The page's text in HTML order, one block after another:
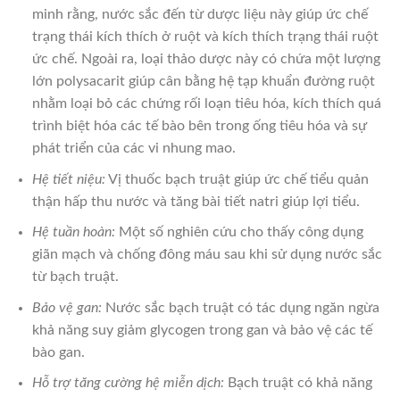
minh rằng, nước sắc đến từ dược liệu này giúp ức chế
trạng thái kích thích ở ruột và kích thích trạng thái ruột
ức chế. Ngoài ra, loại thảo dược này có chứa một lượng
lớn polysacarit giúp cân bằng hệ tạp khuẩn đường ruột
nhằm loại bỏ các chứng rối loạn tiêu hóa, kích thích quá
trình biệt hóa các tế bào bên trong ống tiêu hóa và sự
phát triển của các vi nhung mao.
Hệ tiết niệu: Vị thuốc bạch truật giúp ức chế tiểu quản
thận hấp thu nước và tăng bài tiết natri giúp lợi tiểu.
Hệ tuần hoàn: Một số nghiên cứu cho thấy công dụng
giãn mạch và chống đông máu sau khi sử dụng nước sắc
từ bạch truật.
Bảo vệ gan: Nước sắc bạch truật có tác dụng ngăn ngừa
khả năng suy giảm glycogen trong gan và bảo vệ các tế
bào gan.
Hỗ trợ tăng cường hệ miễn dịch: Bạch truật có khả năng